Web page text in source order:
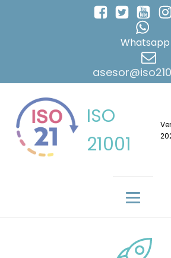
Whatsapp
ISO
21001